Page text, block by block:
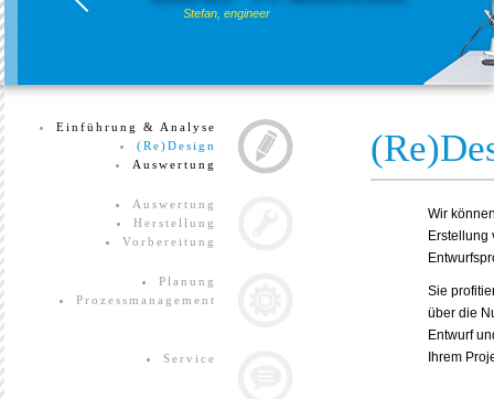
Stefan, engineer
Einführung & Analyse
(Re)Design
Auswertung
Auswertung
Herstellung
Vorbereitung
Planung
Prozessmanagement
Service
Wir
Erstellung
Sie
über die
Entwurf
Ihrem